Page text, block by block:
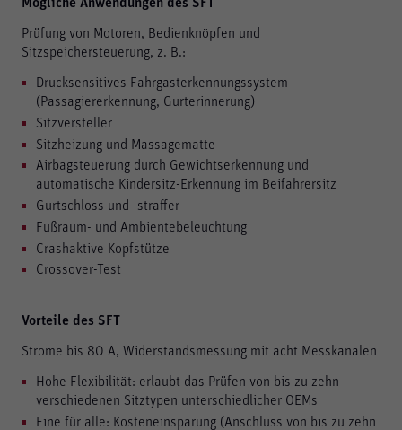
Prüfung von Motoren, Bedienknöpfen und
Sitzspeichersteuerung, z. B.:
Drucksensitives Fahrgasterkennungssystem
(Passagiererkennung, Gurterinnerung)
Sitzversteller
Sitzheizung und Massagematte
Airbagsteuerung durch Gewichtserkennung und
automatische Kindersitz-Erkennung im Beifahrersitz
Gurtschloss und -straffer
Fußraum- und Ambientebeleuchtung
Crashaktive Kopfstütze
Crossover-Test
Vorteile des SFT
Ströme bis 80 A, Widerstandsmessung mit acht Messkanälen
Hohe Flexibilität: erlaubt das Prüfen von bis zu zehn
verschiedenen Sitztypen unterschiedlicher OEMs
Eine für alle: Kosteneinsparung (Anschluss von bis zu zehn
Notwendig
Diese werden für die Grundfunktionen der Website
benötigt und helfen dabei, unsere Website nutzbar zu
Website ermöglichen.
Cookie Informationen anzeigen
Marketing und Statistik
Marketing und Statistik Cookies werden verwendet, um
anonymes Tracking zu aktivieren. Hierbei werden können
anonymisierte Daten an eventuelle Drittanbieter
Cookie Informationen anzeigen
Alle akzeptieren
Speichern